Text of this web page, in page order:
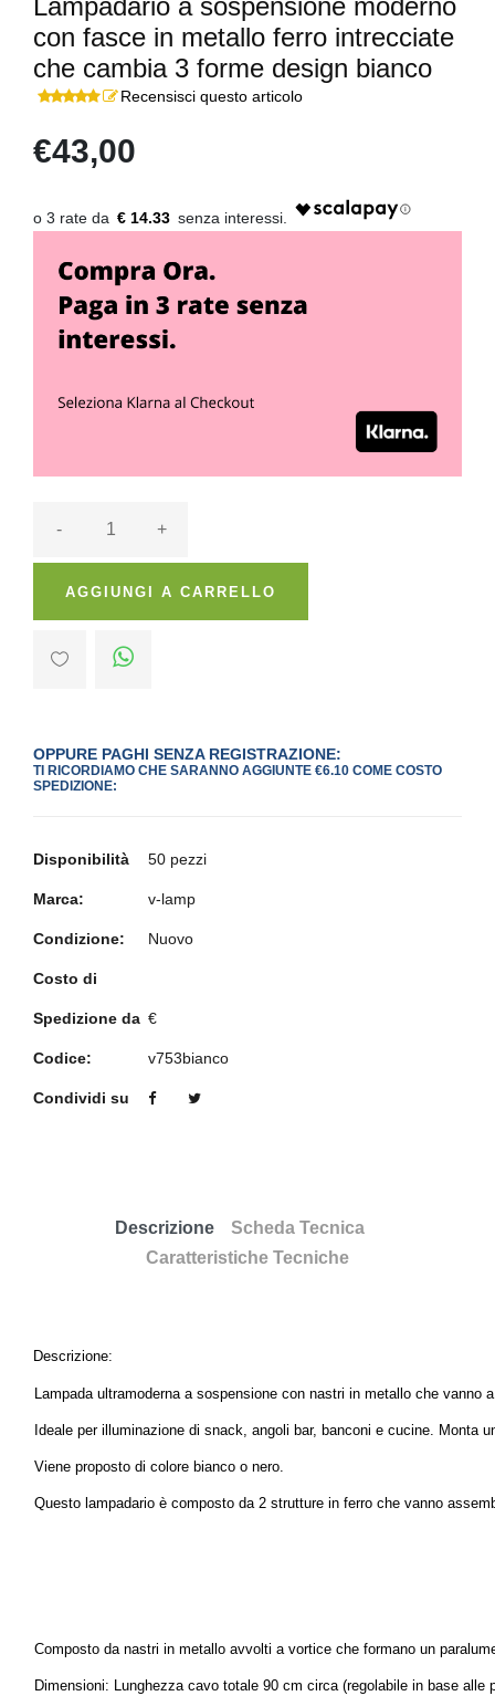
Lampadario a sospensione moderno
con fasce in metallo ferro intrecciate
che cambia 3 forme design bianco
Recensisci questo articolo
€43,00
€ 14.33
- +
AGGIUNGI A CARRELLO
OPPURE PAGHI SENZA REGISTRAZIONE:
TI RICORDIAMO CHE SARANNO AGGIUNTE €6.10 COME COSTO
SPEDIZIONE:
Disponibilità 50 pezzi
Marca: v-lamp
Condizione: Nuovo
Costo di
Spedizione da €
Codice: v753bianco
Condividi su
Descrizione
Scheda Tecnica
Caratteristiche Tecniche
Descrizione:
Lampada ultramoderna a sospensione con nastri in metallo che vanno
Ideale per illuminazione di snack, angoli bar, banconi e cucine. Monta
Viene proposto di colore bianco o nero.
Questo lampadario è composto da 2 strutture in ferro che vanno
Composto da nastri in metallo avvolti a vortice che formano un
Dimensioni: Lunghezza cavo totale 90 cm circa (regolabile in base alle